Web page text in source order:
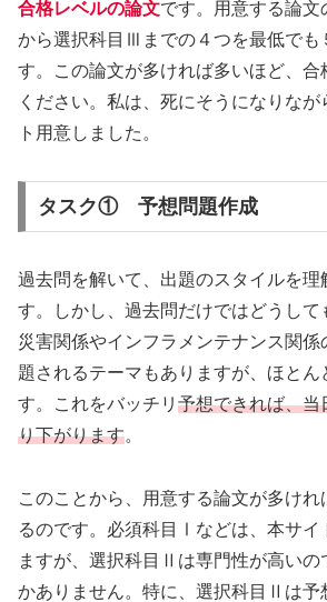
合格レベルの論文です。用意する論
から選択科目Ⅲまでの４つを最低でも
す。この論文が多ければ多いほど、合
ください。私は、死にそうになりな
ト用意しました。
タスク① 予想問題作成
過去問を解いて、出題のスタイルを理
す。しかし、過去問だけではどうして
災害関係やインフラメンテナンス関係
題されるテーマもありますが、ほとん
す。これをバッチリ 予想できれば、当
り下がります。
このことから、用意する論文が多け
るのです。必須科目Ⅰなどは、本サイ
ますが、選択科目Ⅱは専門性が高いの
かありません。特に、選択科目Ⅱは予